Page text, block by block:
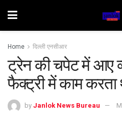
Home दिल्ली एनसीआर
ट्रेन की चपेट में आए
फैक्ट्री में काम
by Janlok News Bureau